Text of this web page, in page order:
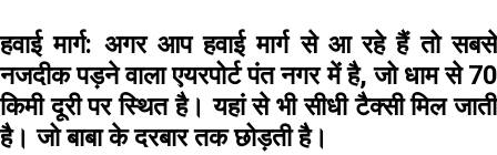
हवाई मार्ग: अगर आप हवाई मार्ग से आ रहे हैं तो सबसे
नजदीक पड़ने वाला एयरपोर्ट पंत नगर में है, जो धाम से 70
किमी दूरी पर स्थित है। यहां से भी सीधी टैक्सी मिल जाती
है। जो बाबा के दरबार तक छोड़ती है।